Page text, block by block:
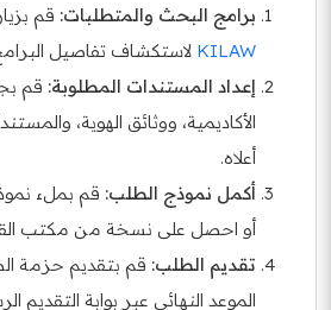
برامج البحث والمتطلبات: قم
KILAW لاستكشاف تفاصيل
إعداد المستندات المطلوبة: قم
الأكاديمية، ووثائق الهوية،
أعلاه.
أكمل نموذج الطلب: قم بملء
أو احصل على نسخة من مكتب
تقديم الطلب: قم بتقديم حزمة
الموعد النهائي عبر بوابة التقديم